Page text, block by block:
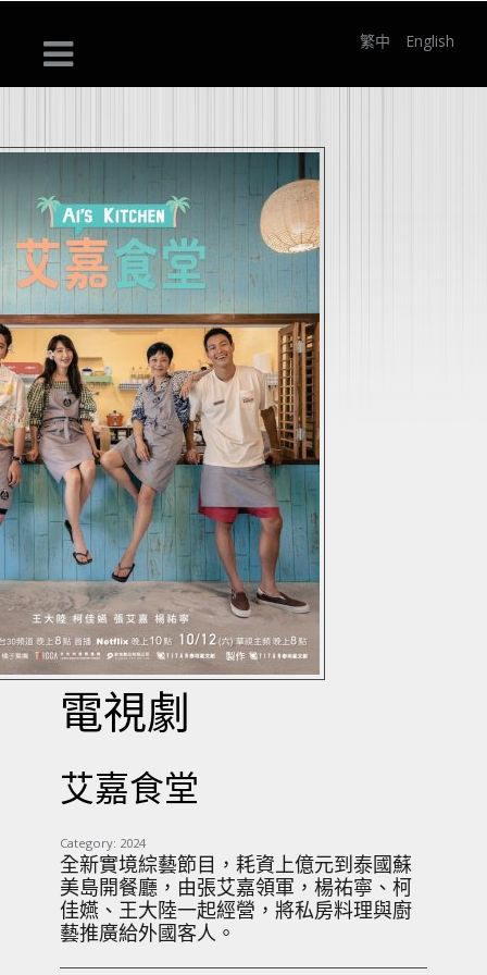
繁中 English
電視劇
艾嘉食堂
Category: 2024
全新實境綜藝節目，耗資上億元到泰國蘇
美島開餐廳，由張艾嘉領軍，楊祐寧、柯
佳嬿、王大陸一起經營，將私房料理與廚
藝推廣給外國客人。